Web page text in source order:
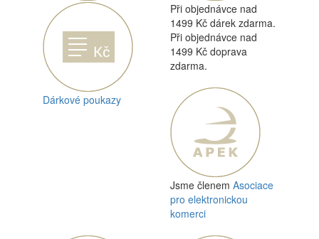
Dárkové poukazy
Při objednávce nad
1499 Kč dárek zdarma.
Při objednávce nad
1499 Kč doprava
zdarma.
Jsme členem Asociace
pro elektronickou
komerci